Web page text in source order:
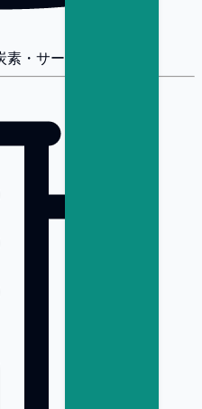
・サーキュラー）